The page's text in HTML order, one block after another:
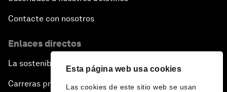
Esta página web usa cookies
Las cookies de este sitio web se usan
Contacte con nosotros
Enlaces directos
La sostenibilidad en el Foro
Carreras profesionales